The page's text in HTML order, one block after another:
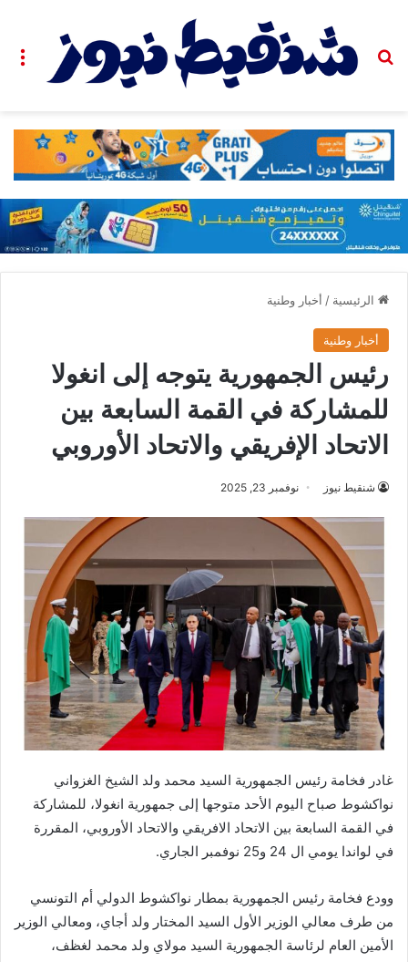
بحث عن
الرئيسية / أخبار وطنية
أخبار وطنية
رئيس الجمهورية يتوجه إلى انغولا
للمشاركة في القمة السابعة بين
الاتحاد الإفريقي والاتحاد الأوروبي
شنقيط نيوز نوفمبر 23, 2025
غادر فخامة رئيس الجمهورية السيد محمد ولد الشيخ الغزواني
نواكشوط صباح اليوم الأحد متوجها إلى جمهورية انغولا، للمشاركة
في القمة السابعة بين الاتحاد الافريقي والاتحاد الأوروبي، المقررة
في لواندا يومي ال 24 و25 نوفمبر الجاري.
وودع فخامة رئيس الجمهورية بمطار نواكشوط الدولي أم التونسي
من طرف معالي الوزير الأول السيد المختار ولد أجاي، ومعالي الوزير
الأمين العام لرئاسة الجمهورية السيد مولاي ولد محمد لغظف،